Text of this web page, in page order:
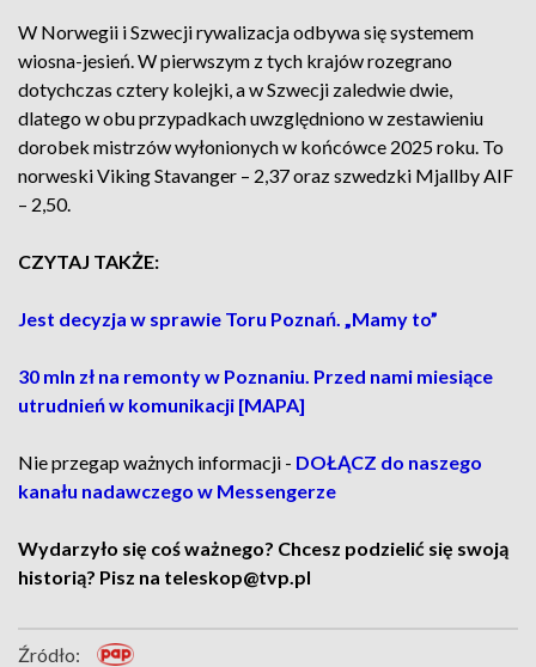
W Norwegii i Szwecji rywalizacja odbywa się systemem
wiosna-jesień. W pierwszym z tych krajów rozegrano
dotychczas cztery kolejki, a w Szwecji zaledwie dwie,
dlatego w obu przypadkach uwzględniono w zestawieniu
dorobek mistrzów wyłonionych w końcówce 2025 roku. To
norweski Viking Stavanger – 2,37 oraz szwedzki Mjallby AIF
– 2,50.
CZYTAJ TAKŻE:
Jest decyzja w sprawie Toru Poznań. „Mamy to”
30 mln zł na remonty w Poznaniu. Przed nami miesiące
utrudnień w komunikacji [MAPA]
Nie przegap ważnych informacji - DOŁĄCZ do naszego
kanału nadawczego w Messengerze
Wydarzyło się coś ważnego? Chcesz podzielić się swoją
historią? Pisz na teleskop@tvp.pl
Źródło: